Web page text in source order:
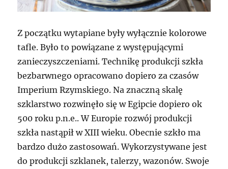
Z początku wytapiane były wyłącznie kolorowe
tafle. Było to powiązane z występującymi
zanieczyszczeniami. Technikę produkcji szkła
bezbarwnego opracowano dopiero za czasów
Imperium Rzymskiego. Na znaczną skalę
szklarstwo rozwinęło się w Egipcie dopiero ok
500 roku p.n.e.. W Europie rozwój produkcji
szkła nastąpił w XIII wieku. Obecnie szkło ma
bardzo dużo zastosowań. Wykorzystywane jest
do produkcji szklanek, talerzy, wazonów. Swoje